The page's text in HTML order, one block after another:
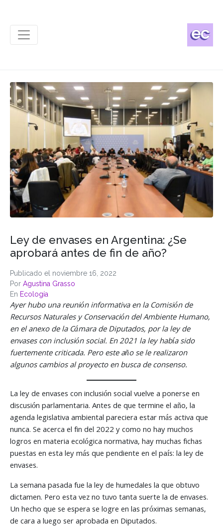
Publicado el noviembre 16, 2022
Por Agustina Grasso
En Ecología
Ley de envases en Argentina: ¿Se
aprobará antes de fin de año?
Ayer hubo una reunión informativa en la Comisión de
Recursos Naturales y Conservación del Ambiente Humano,
en el anexo de la Cámara de Diputados, por la ley de
envases con inclusión social. En 2021 la ley había sido
fuertemente criticada. Pero este año se le realizaron
algunos cambios al proyecto en busca de consenso.
La ley de envases con inclusión social vuelve a ponerse en
discusión parlamentaria. Antes de que termine el año, la
agenda legislativa ambiental pareciera estar más activa que
nunca. Se acerca el fin del 2022 y como no hay muchos
logros en materia ecológica normativa, hay muchas fichas
puestas en esta ley más que pendiente en el país: la ley de
envases.
La semana pasada fue la ley de humedales la que obtuvo
dictamen. Pero esta vez no tuvo tanta suerte la de envases.
Un hecho que se espera se logre en las próximas semanas,
de cara a luego ser aprobada en Diputados.